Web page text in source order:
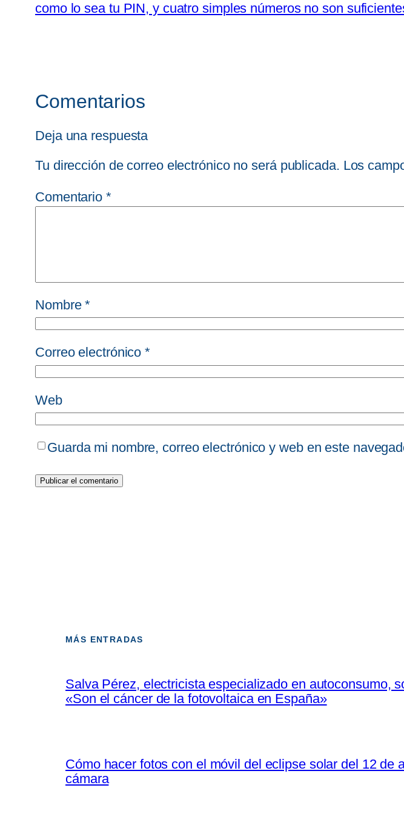
como lo sea tu PIN, y cuatro simples números no son
Comentarios
Deja una respuesta
Tu dirección de correo electrónico no será publicada. Los
Comentario *
Nombre*
Correo electrónico*
Web
Guarda mi nombre, correo electrónico y web en este
MÁS ENTRADAS
Salva Pérez, electricista especializado en autoconsumo,
«Son el cáncer de la fotovoltaica en España»
Cómo hacer fotos con el móvil del eclipse solar del 12 de
cámara